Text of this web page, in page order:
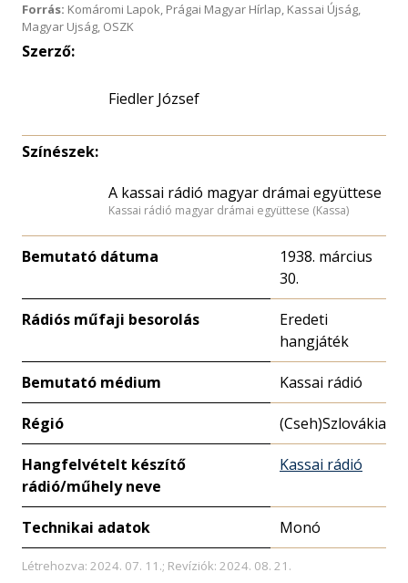
Forrás: Komáromi Lapok, Prágai Magyar Hírlap, Kassai Újság,
Magyar Ujság, OSZK
Szerző:
Fiedler József
Színészek:
A kassai rádió magyar drámai együttese
Kassai rádió magyar drámai együttese (Kassa)
Bemutató dátuma
1938. március
30.
Rádiós műfaji besorolás
Eredeti
hangjáték
Bemutató médium Kassai rádió
Régió (Cseh)Szlovákia
Hangfelvételt készítő
rádió/műhely neve
Kassai rádió
Technikai adatok Monó
Létrehozva: 2024. 07. 11.; Revíziók: 2024. 08. 21.